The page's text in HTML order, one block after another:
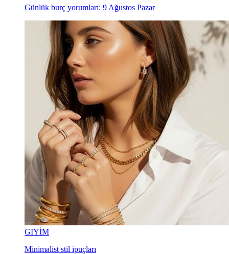
Günlük burç yorumları: 9 Ağustos Pazar
GİYİM
Minimalist stil ipuçları